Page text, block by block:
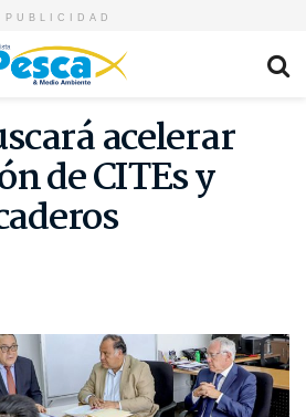
PUBLICIDAD
acelerar
de CITEs y